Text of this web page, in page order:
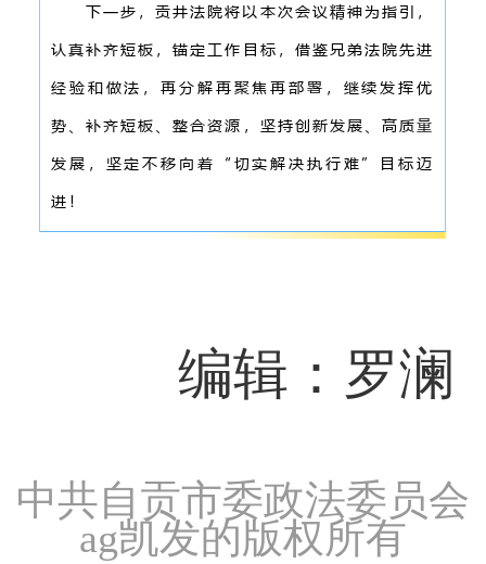
编辑：罗澜
中共自贡市委政法委员会
ag凯发的版权所有